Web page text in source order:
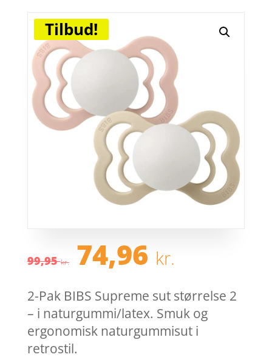
Tilbud!
99,95kr. Den
oprindelige
pris
var:
99,95 kr..
74,96 kr.
pris
er:
74,96
2-Pak BIBS Supreme sut størrelse 2
– i naturgummi/latex. Smuk og
ergonomisk naturgummisut i
retrostil.